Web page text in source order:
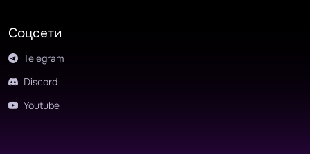
Соцсети
Telegram
Discord
Youtube